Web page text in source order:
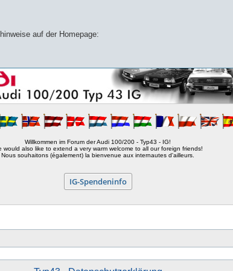
auf der Homepage:
Willkommen im Forum der Audi 100/200 - Typ43 - IG!
would also like to extend a very warm welcome to all our foreign friends!
Nous souhaitons (également) la bienvenue aux internautes d'ailleurs.
IG-Spendeninfo